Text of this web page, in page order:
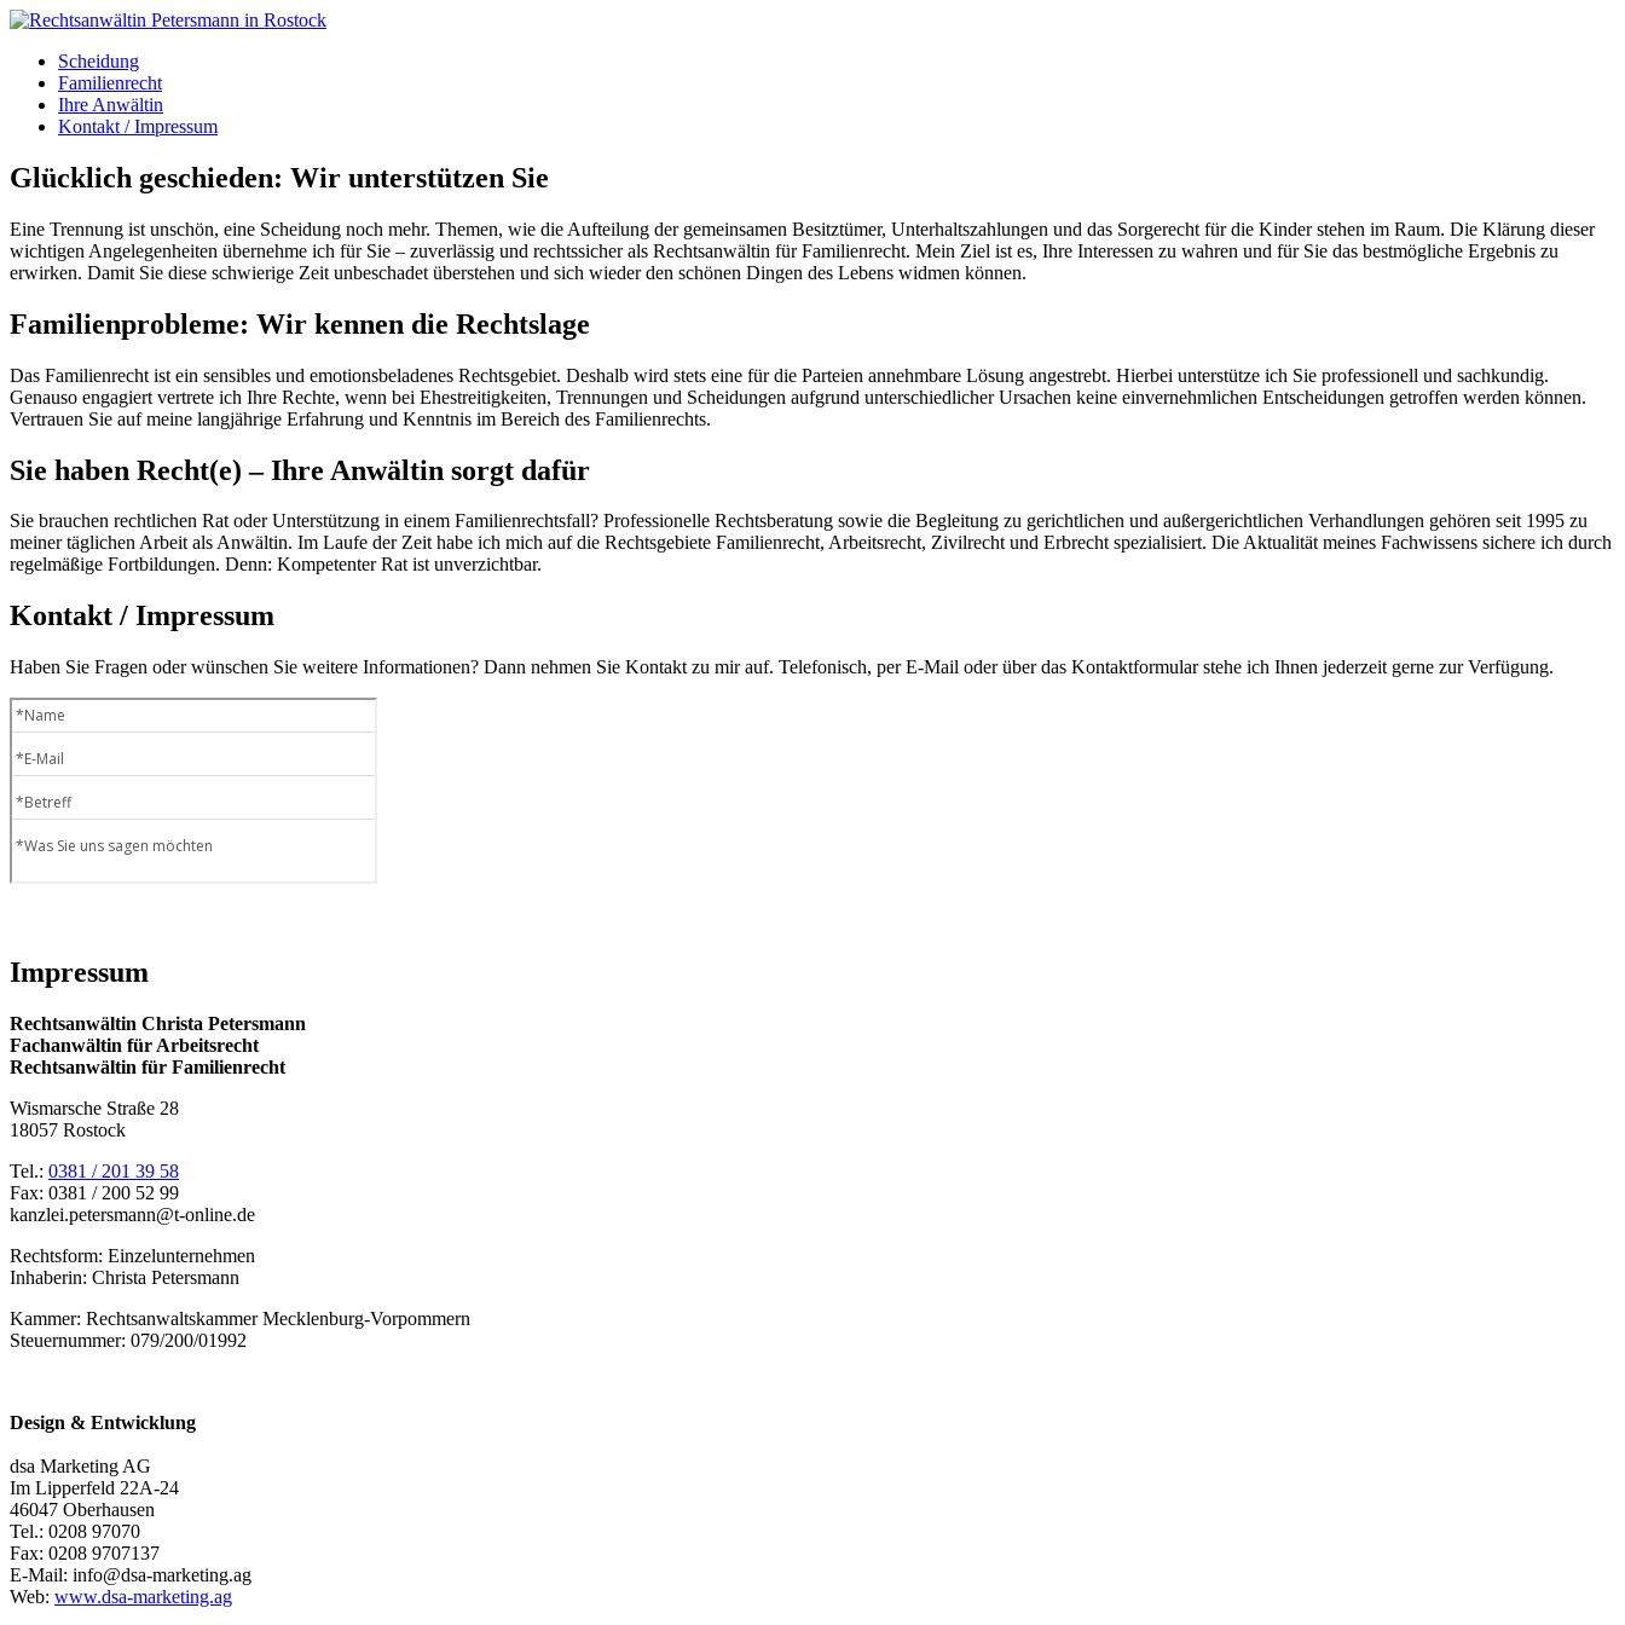
Scheidung
Familienrecht
Ihre Anwältin
Kontakt / Impressum
Glücklich geschieden: Wir unterstützen Sie
Eine Trennung ist unschön, eine Scheidung noch mehr. Themen, wie die Aufteilung der gemeinsamen Besitztümer, Unterhaltszahlungen und das Sorgerecht für die Kinder stehen im Raum. Die Klärung dieser
wichtigen Angelegenheiten übernehme ich für Sie – zuverlässig und rechtssicher als Rechtsanwältin für Familienrecht. Mein Ziel ist es, Ihre Interessen zu wahren und für Sie das bestmögliche Ergebnis zu
erwirken. Damit Sie diese schwierige Zeit unbeschadet überstehen und sich wieder den schönen Dingen des Lebens widmen können.
Familienprobleme: Wir kennen die Rechtslage
Das Familienrecht ist ein sensibles und emotionsbeladenes Rechtsgebiet. Deshalb wird stets eine für die Parteien annehmbare Lösung angestrebt. Hierbei unterstütze ich Sie professionell und sachkundig.
Genauso engagiert vertrete ich Ihre Rechte, wenn bei Ehestreitigkeiten, Trennungen und Scheidungen aufgrund unterschiedlicher Ursachen keine einvernehmlichen Entscheidungen getroffen werden können.
Vertrauen Sie auf meine langjährige Erfahrung und Kenntnis im Bereich des Familienrechts.
Sie haben Recht(e) – Ihre Anwältin sorgt dafür
Sie brauchen rechtlichen Rat oder Unterstützung in einem Familienrechtsfall? Professionelle Rechtsberatung sowie die Begleitung zu gerichtlichen und außergerichtlichen Verhandlungen gehören seit 1995 zu
meiner täglichen Arbeit als Anwältin. Im Laufe der Zeit habe ich mich auf die Rechtsgebiete Familienrecht, Arbeitsrecht, Zivilrecht und Erbrecht spezialisiert. Die Aktualität meines Fachwissens sichere ich durch
regelmäßige Fortbildungen. Denn: Kompetenter Rat ist unverzichtbar.
Kontakt / Impressum
Haben Sie Fragen oder wünschen Sie weitere Informationen? Dann nehmen Sie Kontakt zu mir auf. Telefonisch, per E-Mail oder über das Kontaktformular stehe ich Ihnen jederzeit gerne zur Verfügung.
Impressum
Rechtsanwältin Christa Petersmann
Fachanwältin für Arbeitsrecht
Rechtsanwältin für Familienrecht
Wismarsche Straße 28
18057 Rostock
Tel.: 0381 / 201 39 58
Fax: 0381 / 200 52 99
kanzlei.petersmann@t-online.de
Rechtsform: Einzelunternehmen
Inhaberin: Christa Petersmann
Kammer: Rechtsanwaltskammer Mecklenburg-Vorpommern
Steuernummer: 079/200/01992
Design & Entwicklung
dsa Marketing AG
Im Lipperfeld 22A-24
46047 Oberhausen
Tel.: 0208 97070
Fax: 0208 9707137
E-Mail: info@dsa-marketing.ag
Web: www.dsa-marketing.ag